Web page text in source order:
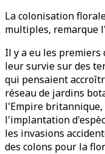
La colonisation
multiples, remarque
Il y a eu les
leur survie sur des
qui pensaient
réseau de jardins
l'Empire
l'implantation
les invasions
des colons pour la